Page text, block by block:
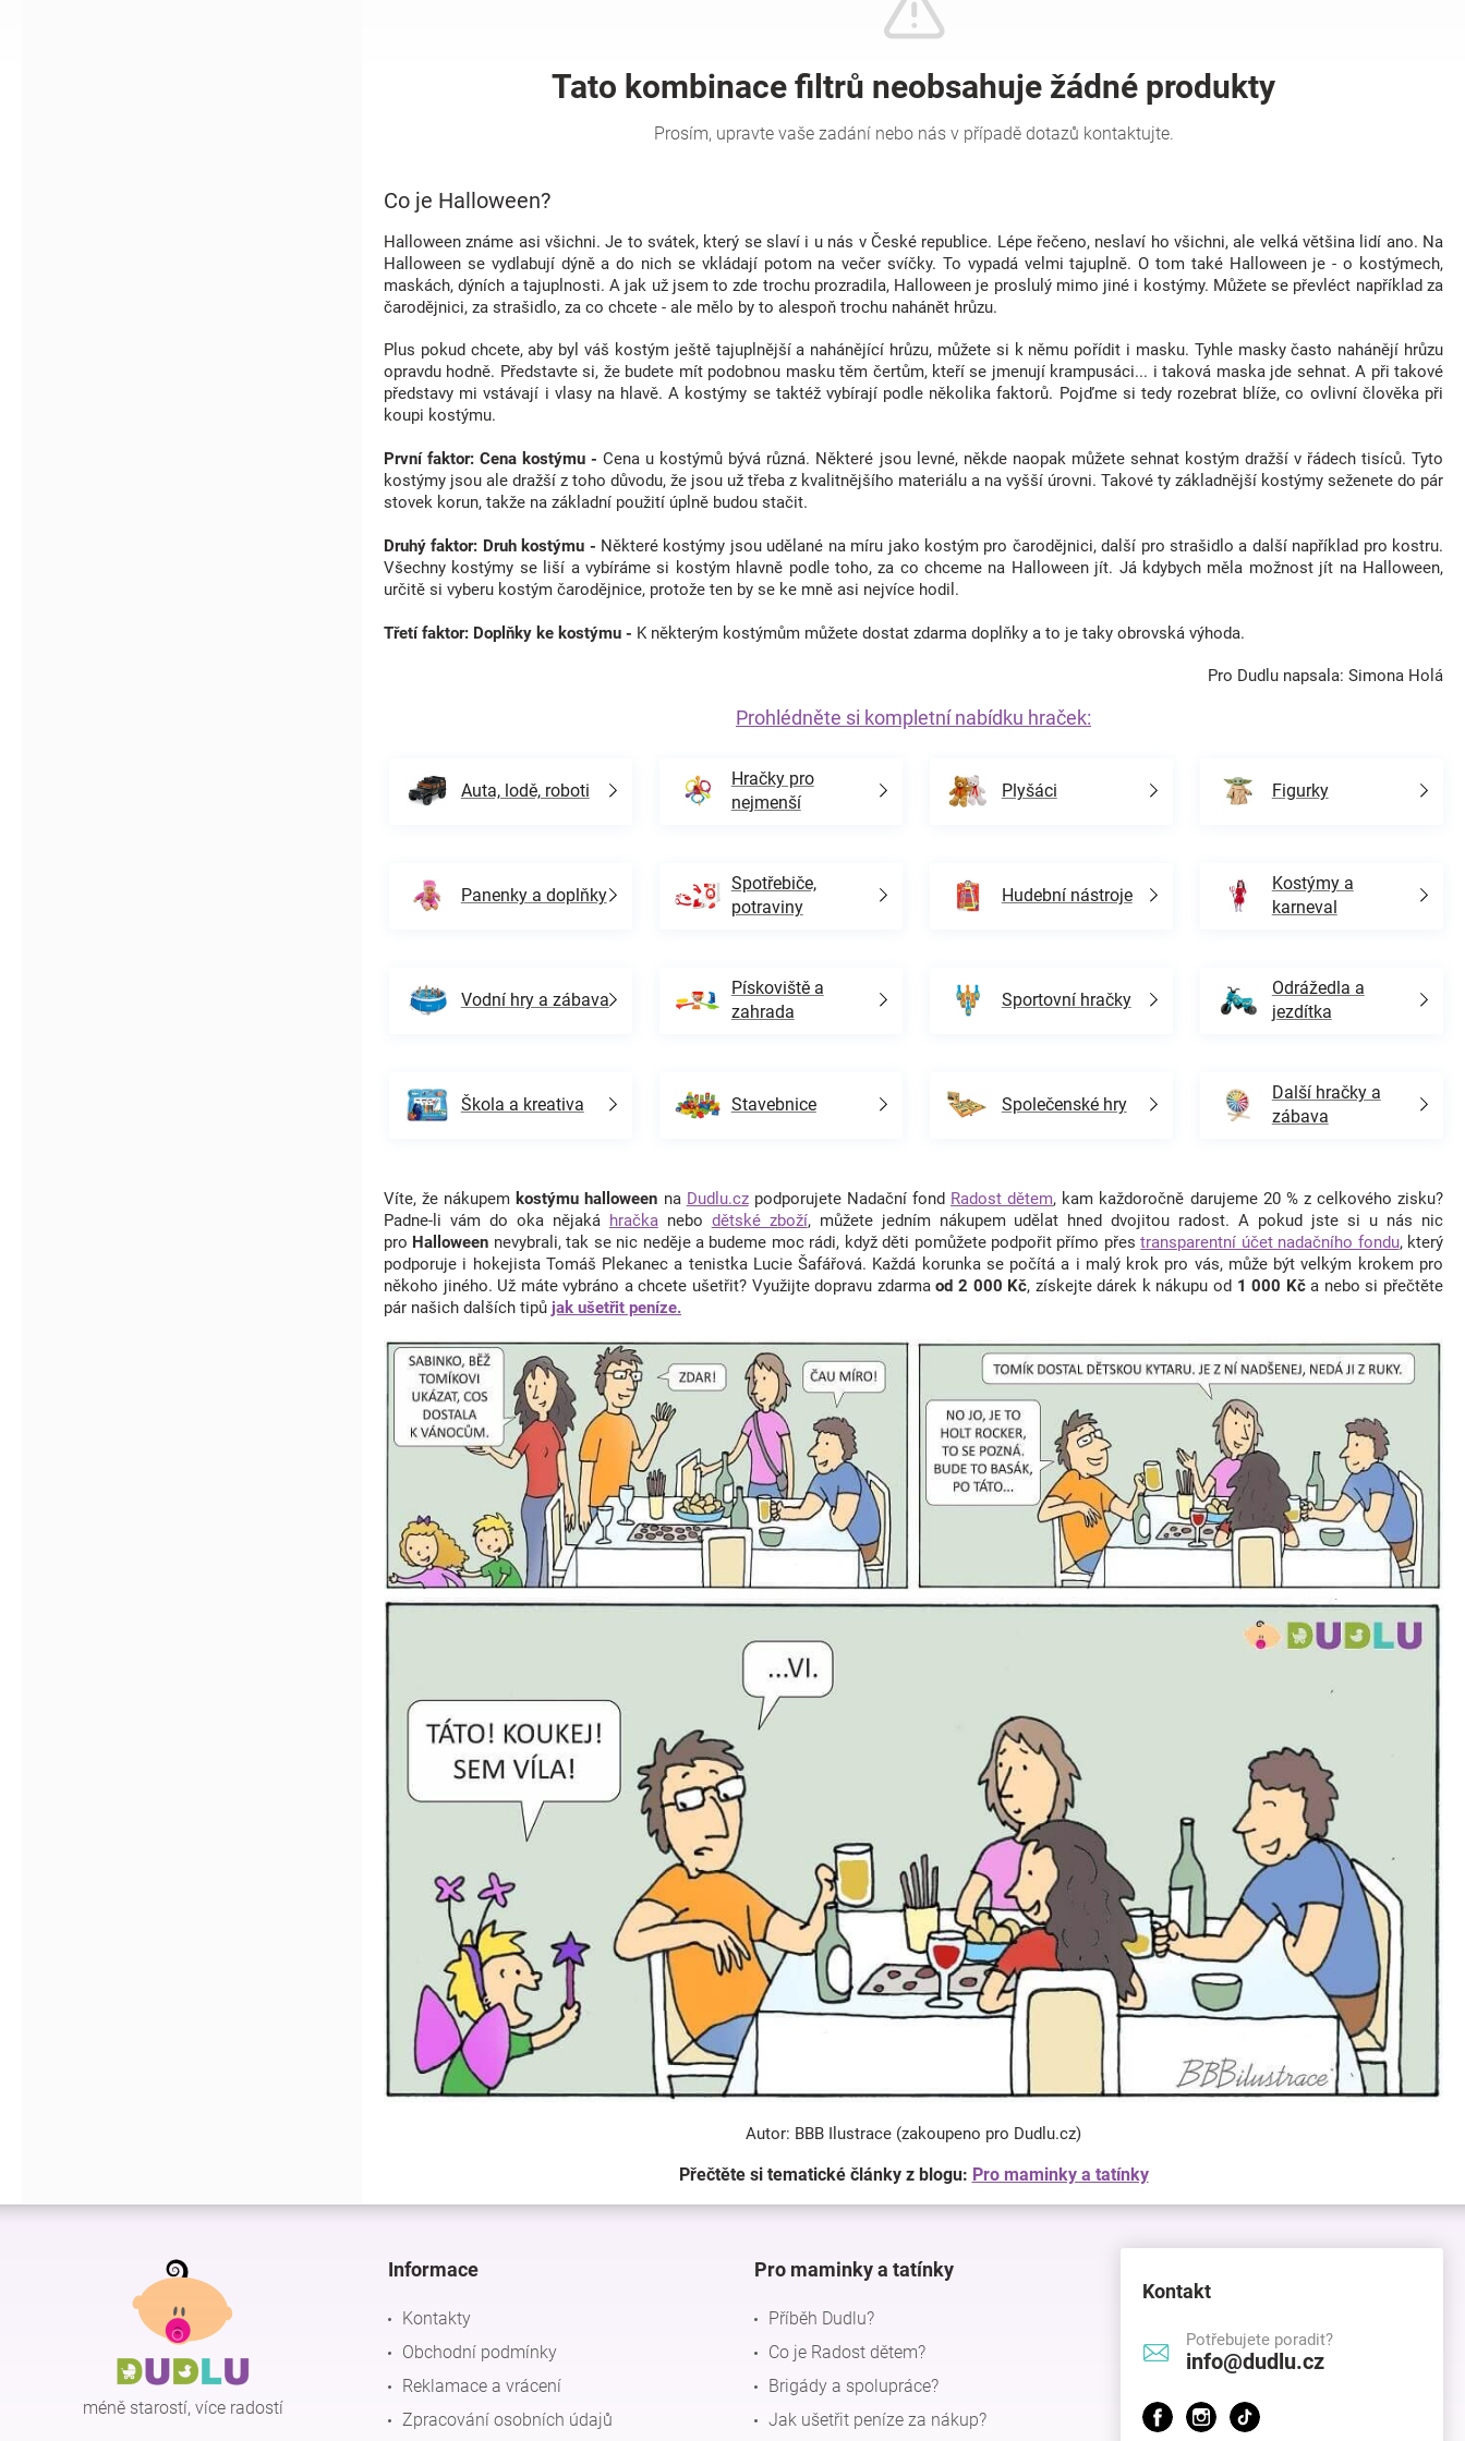
Co je Halloween?
Halloween známe asi všichni. Je to svátek, který se slaví i u nás v České republice. Lépe řečeno, neslaví ho všichni, ale velká většina lidí ano. Na
Halloween se vydlabují dýně a do nich se vkládají potom na večer svíčky. To vypadá velmi tajuplně. O tom také Halloween je - o kostýmech,
maskách, dýních a tajuplnosti. A jak už jsem to zde trochu prozradila, Halloween je proslulý mimo jiné i kostýmy. Můžete se převléct například za
čarodějnici, za strašidlo, za co chcete - ale mělo by to alespoň trochu nahánět hrůzu.
Plus pokud chcete, aby byl váš kostým ještě tajuplnější a nahánějící hrůzu, můžete si k němu pořídit i masku. Tyhle masky často nahánějí hrůzu
opravdu hodně. Představte si, že budete mít podobnou masku těm čertům, kteří se jmenují krampusáci... i taková maska jde sehnat. A při takové
představy mi vstávají i vlasy na hlavě. A kostýmy se taktéž vybírají podle několika faktorů. Pojďme si tedy rozebrat blíže, co ovlivní člověka při
koupi kostýmu.
První faktor: Cena kostýmu -Cena u kostýmů bývá různá. Některé jsou levné, někde naopak můžete sehnat kostým dražší v řádech tisíců. Tyto
kostýmy jsou ale dražší z toho důvodu, že jsou už třeba z kvalitnějšího materiálu a na vyšší úrovni. Takové ty základnější kostýmy seženete do pár
stovek korun, takže na základní použití úplně budou stačit.
Druhý faktor: Druh kostýmu - Některé kostýmy jsou udělané na míru jako kostým pro čarodějnici, další pro strašidlo a další například pro kostru.
Všechny kostýmy se liší a vybíráme si kostým hlavně podle toho, za co chceme na Halloween jít. Já kdybych měla možnost jít na Halloween,
určitě si vyberu kostým čarodějnice, protože ten by se ke mně asi nejvíce hodil.
Třetí faktor: Doplňky ke kostýmu - K některým kostýmům můžete dostat zdarma doplňky a to je taky obrovská výhoda.
Pro Dudlu napsala: Simona Holá
Prohlédněte si kompletní nabídku hraček:
Auta, lodě, roboti
Hračky pro
nejmenší
Plyšáci Figurky
Panenky a doplňky
Spotřebiče,
potraviny
Hudební nástroje
Kostýmy a
karneval
Vodní hry a zábava
Pískoviště a
zahrada
Sportovní hračky
Odrážedla a
jezdítka
Škola a kreativa Stavebnice Společenské hry
Další hračky a
zábava
Víte, že nákupem kostýmu halloween na Dudlu.czpodporujete Nadační fond Radost dětem, kam každoročně darujeme 20 % z celkového zisku?
Padne-li vám do oka nějaká hračka nebo dětské zboží, můžete jedním nákupem udělat hned dvojitou radost. A pokud jste si u nás nic
pro Halloween nevybrali, tak se nic neděje a budeme moc rádi, když děti pomůžete podpořit přímo přestransparentní účet nadačního fondu, který
podporuje i hokejista Tomáš Plekanec a tenistka Lucie Šafářová. Každá korunka se počítá a i malý krok pro vás, může být velkým krokem pro
někoho jiného. Už máte vybráno a chcete ušetřit? Využijte dopravu zdarmaod 2 000 Kč, získejte dárek k nákupu od 1 000 Kča nebo si přečtěte
pár našich dalších tipů jak ušetřit peníze.
Autor: BBB Ilustrace (zakoupeno pro Dudlu.cz)
Přečtěte si tematické články z blogu: Pro maminky a tatínky
Z
méně starostí, více radostí
Informace
Kontakty
Obchodní podmínky
Reklamace a vrácení
Zpracování osobních údajů
Pro maminky a tatínky
Příběh Dudlu?
Co je Radost dětem?
Brigády a spolupráce?
Jak ušetřit peníze za nákup?
Kontakt
Potřebujete poradit?
info@dudlu.cz